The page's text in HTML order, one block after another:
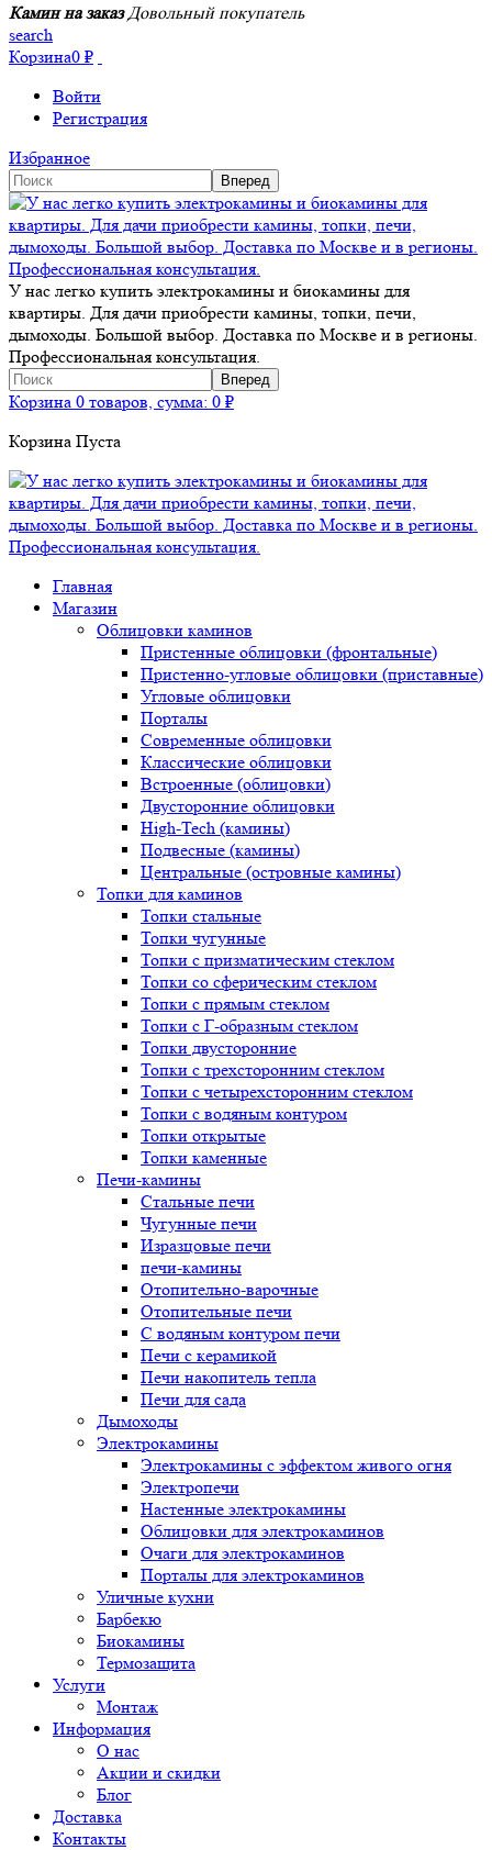
Камин на заказ Довольный покупатель
search
Корзина0 ₽
Войти
Регистрация
Избранное
У нас легко купить электрокамины и биокамины для
квартиры. Для дачи приобрести камины, топки, печи,
дымоходы. Большой выбор. Доставка по Москве и в регионы.
Профессиональная консультация.
Корзина 0 товаров, сумма: 0 ₽
Корзина Пуста
Главная
Магазин
Облицовки каминов
Пристенные облицовки (фронтальные)
Пристенно-угловые облицовки (приставные)
Угловые облицовки
Порталы
Современные облицовки
Классические облицовки
Встроенные (облицовки)
Двусторонние облицовки
High-Tech (камины)
Подвесные (камины)
Центральные (островные камины)
Топки для каминов
Топки стальные
Топки чугунные
Топки с призматическим стеклом
Топки со сферическим стеклом
Топки с прямым стеклом
Топки с Г-образным стеклом
Топки двусторонние
Топки с трехсторонним стеклом
Топки с четырехсторонним стеклом
Топки с водяным контуром
Топки открытые
Топки каменные
Печи-камины
Стальные печи
Чугунные печи
Изразцовые печи
печи-камины
Отопительно-варочные
Отопительные печи
С водяным контуром печи
Печи с керамикой
Печи накопитель тепла
Печи для сада
Дымоходы
Электрокамины
Электрокамины с эффектом живого огня
Электропечи
Настенные электрокамины
Облицовки для электрокаминов
Очаги для электрокаминов
Порталы для электрокаминов
Уличные кухни
Барбекю
Биокамины
Термозащита
Услуги
Монтаж
Информация
О нас
Акции и скидки
Блог
Доставка
Контакты